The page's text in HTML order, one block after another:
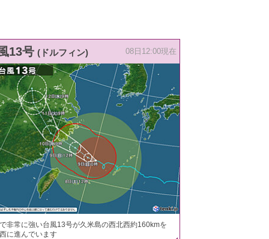
13号 (ドルフィン) 08日12:00現在
非常に強い台風13号が久米島の西北西約160kmを
に進んでいます